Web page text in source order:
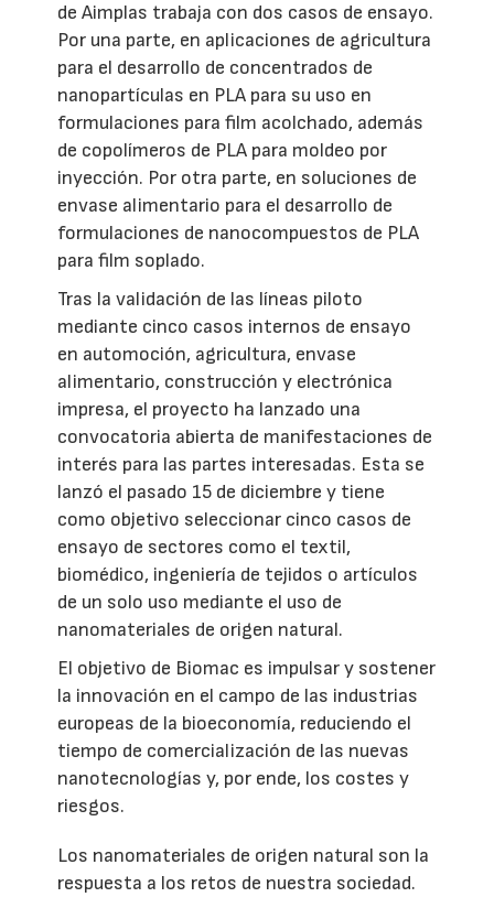
de Aimplas trabaja con dos casos de ensayo.
Por una parte, en aplicaciones de agricultura
para el desarrollo de concentrados de
nanopartículas en PLA para su uso en
formulaciones para film acolchado, además
de copolímeros de PLA para moldeo por
inyección. Por otra parte, en soluciones de
envase alimentario para el desarrollo de
formulaciones de nanocompuestos de PLA
para film soplado.
Tras la validación de las líneas piloto
mediante cinco casos internos de ensayo
en automoción, agricultura, envase
alimentario, construcción y electrónica
impresa, el proyecto ha lanzado una
convocatoria abierta de manifestaciones de
interés para las partes interesadas. Esta se
lanzó el pasado 15 de diciembre y tiene
como objetivo seleccionar cinco casos de
ensayo de sectores como el textil,
biomédico, ingeniería de tejidos o artículos
de un solo uso mediante el uso de
nanomateriales de origen natural.
El objetivo de Biomac es impulsar y sostener
la innovación en el campo de las industrias
europeas de la bioeconomía, reduciendo el
tiempo de comercialización de las nuevas
nanotecnologías y, por ende, los costes y
riesgos.
Los nanomateriales de origen natural son la
respuesta a los retos de nuestra sociedad.